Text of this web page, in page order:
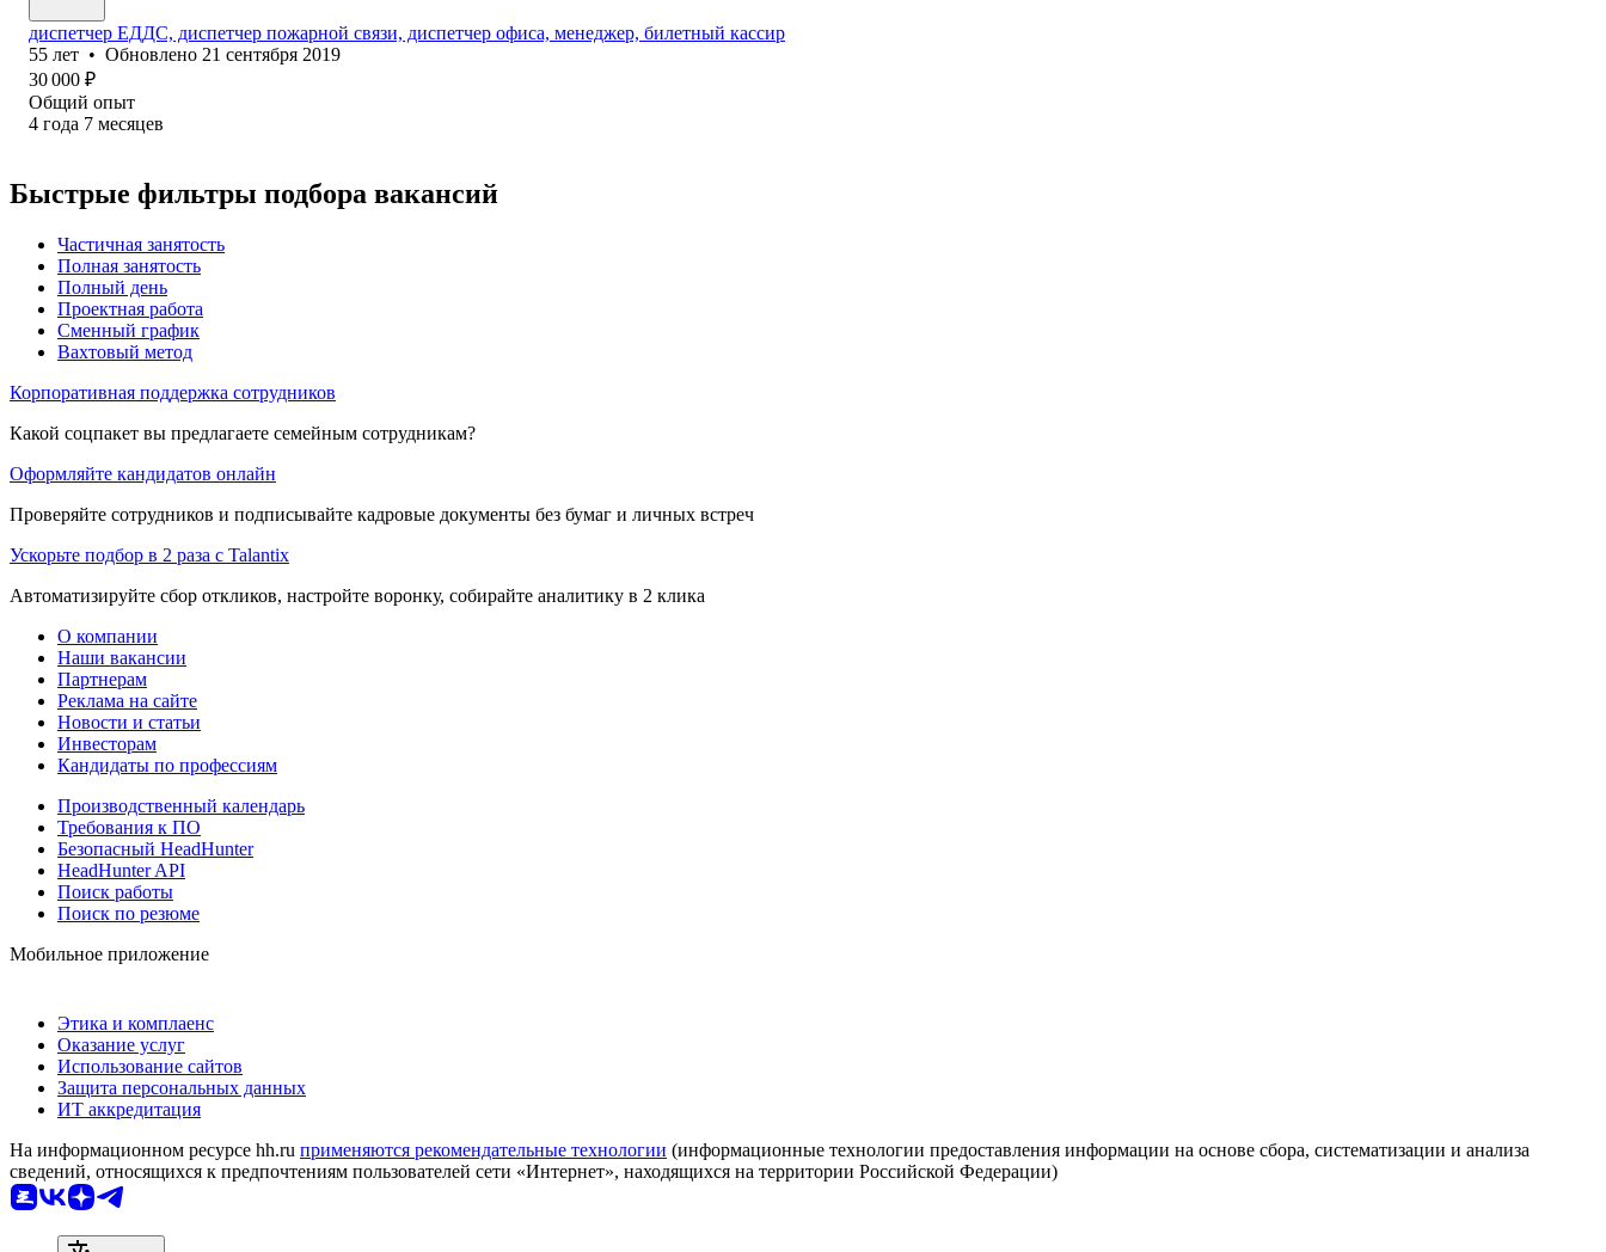
диспетчер ЕДДС, диспетчер пожарной связи, диспетчер офиса, менеджер, билетный кассир
55 лет • Обновлено 21 сентября 2019
30 000 ₽
Общий опыт
4 года 7 месяцев
Быстрые фильтры подбора вакансий
Частичная занятость
Полная занятость
Полный день
Проектная работа
Сменный график
Вахтовый метод
Корпоративная поддержка сотрудников
Какой соцпакет вы предлагаете семейным сотрудникам?
Оформляйте кандидатов онлайн
Проверяйте сотрудников и подписывайте кадровые документы без бумаг и личных встреч
Ускорьте подбор в 2 раза с Talantix
Автоматизируйте сбор откликов, настройте воронку, собирайте аналитику в 2 клика
О компании
Наши вакансии
Партнерам
Реклама на сайте
Новости и статьи
Инвесторам
Кандидаты по профессиям
Производственный календарь
Требования к ПО
Безопасный HeadHunter
HeadHunter API
Поиск работы
Поиск по резюме
Мобильное приложение
Этика и комплаенс
Оказание услуг
Использование сайтов
Защита персональных данных
ИТ аккредитация
На информационном ресурсе hh.ru применяются рекомендательные технологии (информационные технологии предоставления информации на основе сбора, систематизации и анализа
сведений, относящихся к предпочтениям пользователей сети «Интернет», находящихся на территории Российской Федерации)